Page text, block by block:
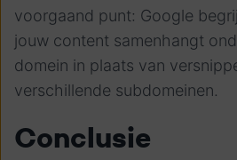
voorgaand punt: Google
jouw content samenhangt
domein in plaats van
verschillende subdomeinen.
Conclusie